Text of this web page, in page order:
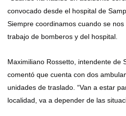
convocado desde el hospital de
Siempre coordinamos cuando se nos
trabajo de bomberos y del hospital.
Maximiliano Rossetto, intendente de
comentó que cuenta con dos
unidades de traslado. “Van a estar
localidad, va a depender de las